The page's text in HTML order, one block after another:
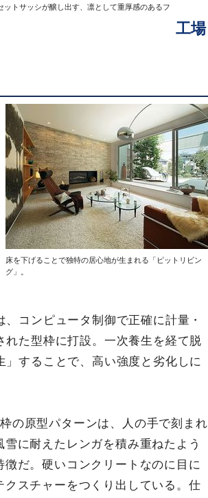
トサッシが醸し出す、凛として重厚感のあるフ
工場
床を下げることで独特の居心地が生まれる「ピットリビン
グ」。
コンピュータ制御で正確に計量・
た型枠に打設。一次養生を経て脱
することで、高い強度と劣化しに
の原型パターンは、人の手で刻まれ
に耐えたレンガを積み重ねたよう
徴だ。硬いコンクリートなのに目に
スチャーをつくり出している。仕